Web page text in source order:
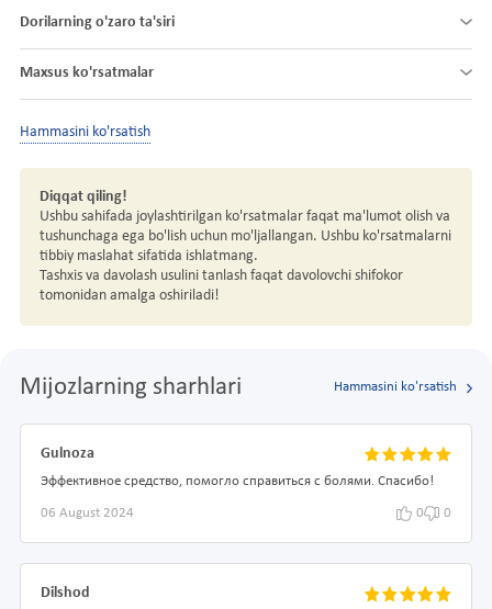
Dorilarning o'zaro ta'siri
Maxsus ko'rsatmalar
Hammasini ko'rsatish
Diqqat qiling!
Ushbu sahifada joylashtirilgan ko'rsatmalar faqat ma'lumot olish va
tushunchaga ega bo'lish uchun mo'ljallangan. Ushbu ko'rsatmalarni
tibbiy maslahat sifatida ishlatmang.
Tashxis va davolash usulini tanlash faqat davolovchi shifokor
tomonidan amalga oshiriladi!
Mijozlarning sharhlari Hammasini ko'rsatish
Gulnoza
Эффективное средство, помогло справиться с болями. Спасибо!
06 August 2024 0 0
Dilshod